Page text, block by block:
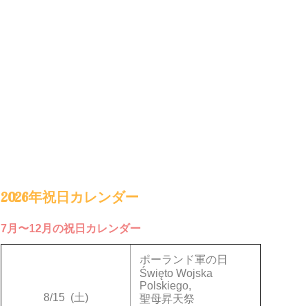
2026年祝日カレンダー
7月〜12月の祝日カレンダー
8/15 (土)
ポーランド軍の日
Święto Wojska
Polskiego,
聖母昇天祭